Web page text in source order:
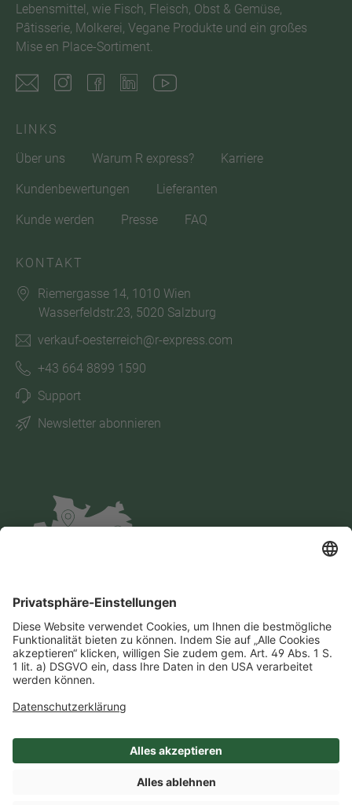
Lebensmittel, wie Fisch, Fleisch, Obst & Gemüse,
Pâtisserie, Molkerei, Vegane Produkte und ein großes
Mise en Place-Sortiment.
LINKS
Über uns
Warum R express? Karriere
Kundenbewertungen Lieferanten
Kunde werden Presse FAQ
KONTAKT
Riemergasse 14, 1010 Wien
Wasserfeldstr.23, 5020 Salzburg
verkauf-oesterreich@r-express.com
+43 664 8899 1590
Support
Newsletter abonnieren
Impressum Datenschutz
AGB
Cookie-Einstellungen
Compliance